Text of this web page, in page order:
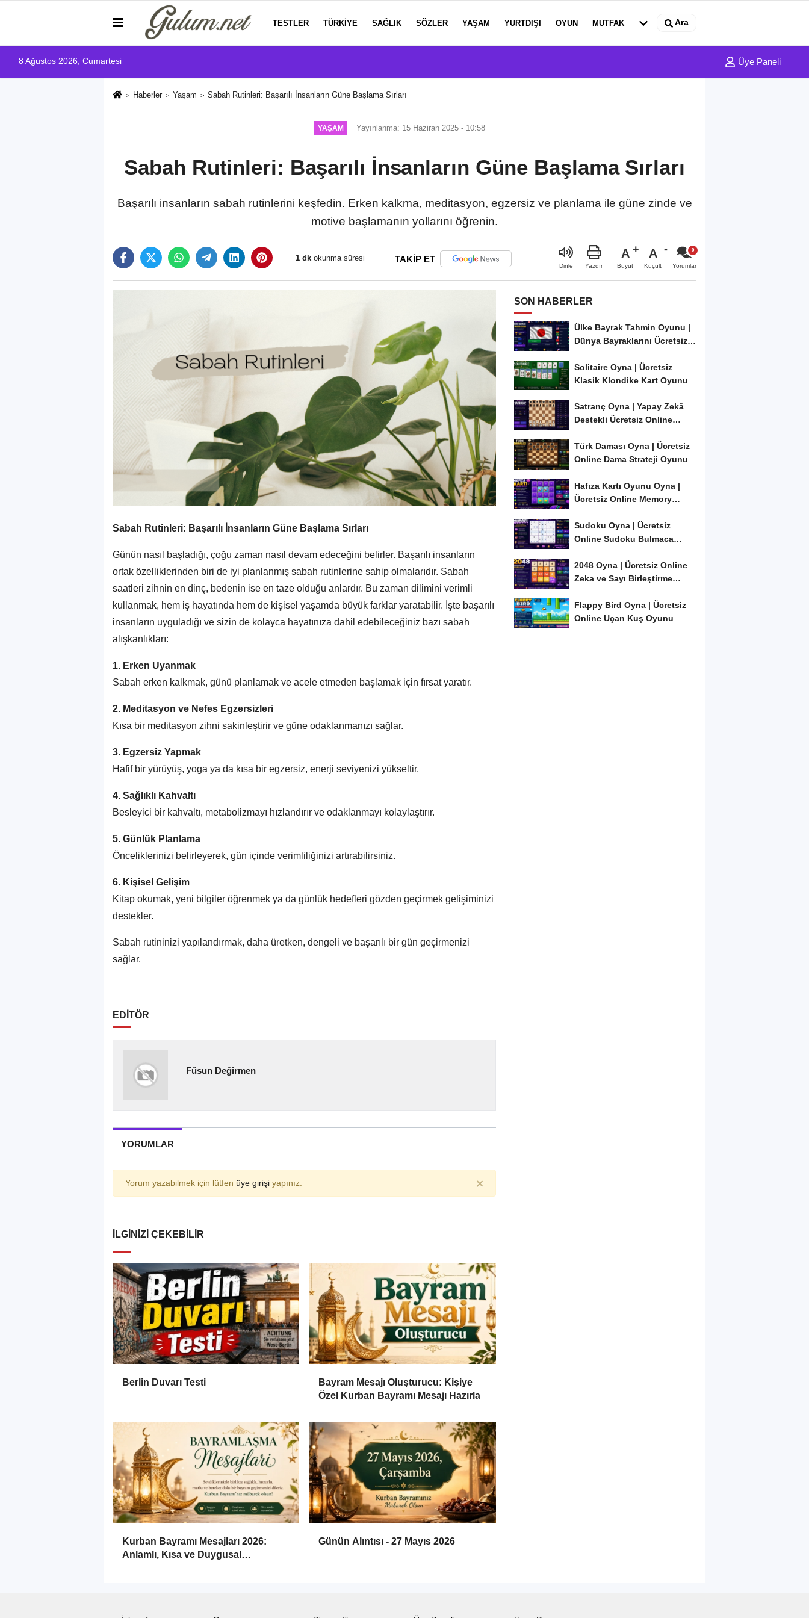
TESTLER TÜRKIYE SAĞLIK SÖZLER YAŞAM YURTDIŞI OYUN MUTFAK Ara
8 Ağustos 2026, Cumartesi Üye Paneli
Haberler Yaşam Sabah Rutinleri: Başarılı İnsanların Güne Başlama Sırları
YAŞAM Yayınlanma: 15 Haziran 2025 - 10:58
Sabah Rutinleri: Başarılı İnsanların Güne Başlama Sırları
Başarılı insanların sabah rutinlerini keşfedin. Erken kalkma, meditasyon, egzersiz ve planlama ile güne zinde ve
motive başlamanın yollarını öğrenin.
1 dk okunma süresi TAKİP ET
Dinle Yazdır
A
Büyüt
A
Küçült Yorumlar
Sabah Rutinleri: Başarılı İnsanların Güne Başlama Sırları
Günün nasıl başladığı, çoğu zaman nasıl devam edeceğini belirler. Başarılı insanların
ortak özelliklerinden biri de iyi planlanmış sabah rutinlerine sahip olmalarıdır. Sabah
saatleri zihnin en dinç, bedenin ise en taze olduğu anlardır. Bu zaman dilimini verimli
kullanmak, hem iş hayatında hem de kişisel yaşamda büyük farklar yaratabilir. İşte başarılı
insanların uyguladığı ve sizin de kolayca hayatınıza dahil edebileceğiniz bazı sabah
alışkanlıkları:
1. Erken Uyanmak
Sabah erken kalkmak, günü planlamak ve acele etmeden başlamak için fırsat yaratır.
2. Meditasyon ve Nefes Egzersizleri
Kısa bir meditasyon zihni sakinleştirir ve güne odaklanmanızı sağlar.
3. Egzersiz Yapmak
Hafif bir yürüyüş, yoga ya da kısa bir egzersiz, enerji seviyenizi yükseltir.
4. Sağlıklı Kahvaltı
Besleyici bir kahvaltı, metabolizmayı hızlandırır ve odaklanmayı kolaylaştırır.
5. Günlük Planlama
Önceliklerinizi belirleyerek, gün içinde verimliliğinizi artırabilirsiniz.
6. Kişisel Gelişim
Kitap okumak, yeni bilgiler öğrenmek ya da günlük hedefleri gözden geçirmek gelişiminizi
destekler.
Sabah rutininizi yapılandırmak, daha üretken, dengeli ve başarılı bir gün geçirmenizi
sağlar.
EDİTÖR
Füsun Değirmen
YORUMLAR
Yorum yazabilmek için lütfen üye girişi yapınız. ×
İLGINIZI ÇEKEBILIR
Berlin Duvarı Testi
Bayram Mesajı Oluşturucu: Kişiye
Özel Kurban Bayramı Mesajı Hazırla
Kurban Bayramı Mesajları 2026:
Anlamlı, Kısa ve Duygusal
Günün Alıntısı - 27 Mayıs 2026
SON HABERLER
Ülke Bayrak Tahmin Oyunu |
Dünya Bayraklarını Ücretsiz
Solitaire Oyna | Ücretsiz
Klasik Klondike Kart Oyunu
Satranç Oyna | Yapay Zekâ
Destekli Ücretsiz Online
Türk Daması Oyna | Ücretsiz
Online Dama Strateji Oyunu
Hafıza Kartı Oyunu Oyna |
Ücretsiz Online Memory
Sudoku Oyna | Ücretsiz
Online Sudoku Bulmaca
2048 Oyna | Ücretsiz Online
Zeka ve Sayı Birleştirme
Flappy Bird Oyna | Ücretsiz
Online Uçan Kuş Oyunu